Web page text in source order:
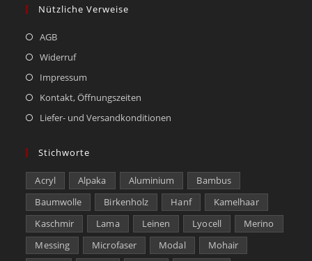
Nützliche Verweise
AGB
Widerruf
Impressum
Kontakt, Öffnungszeiten
Liefer- und Versandkonditionen
Stichworte
Acryl Alpaka Aluminium
Bambus
Baumwolle
Birkenholz Hanf
Kamelhaar
Kaschmir
Lama Leinen Lyocell
Merino
Messing
Microfaser Modal
Mohair